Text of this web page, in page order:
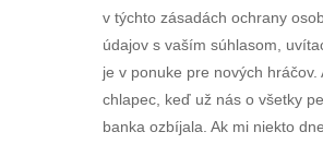
v týchto zásadách ochrany
údajov s vaším súhlasom,
je v ponuke pre nových hráčov.
chlapec, keď už nás o všetky
banka ozbíjala. Ak mi niekto